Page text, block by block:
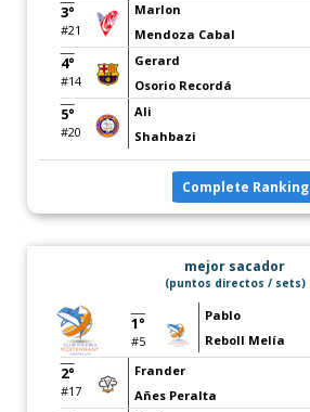
3°
#21
Marlon
Mendoza Cabal
4°
#14
Gerard
Osorio Recordá
5°
#20
Ali
Shahbazi
Complete Ranking
mejor sacador
(puntos directos / sets)
1°
#5
Pablo
Reboll Melía
2°
#17
Frander
Añes Peralta